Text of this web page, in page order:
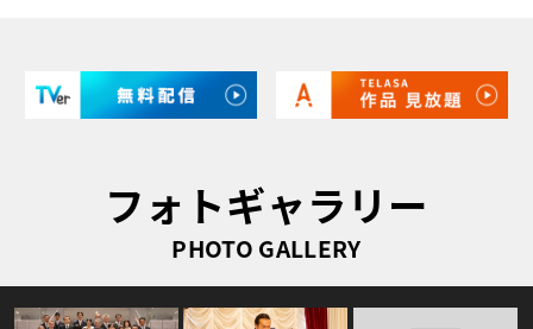
フォトギャラリー
PHOTO GALLERY